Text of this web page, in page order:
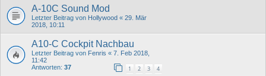
A-10C Sound Mod
Letzter Beitrag von Hollywood « 29. Mär
2018, 10:11
A10-C Cockpit Nachbau
Letzter Beitrag von Fenris « 7. Feb 2018,
11:42
Antworten: 37 1 2 3 4